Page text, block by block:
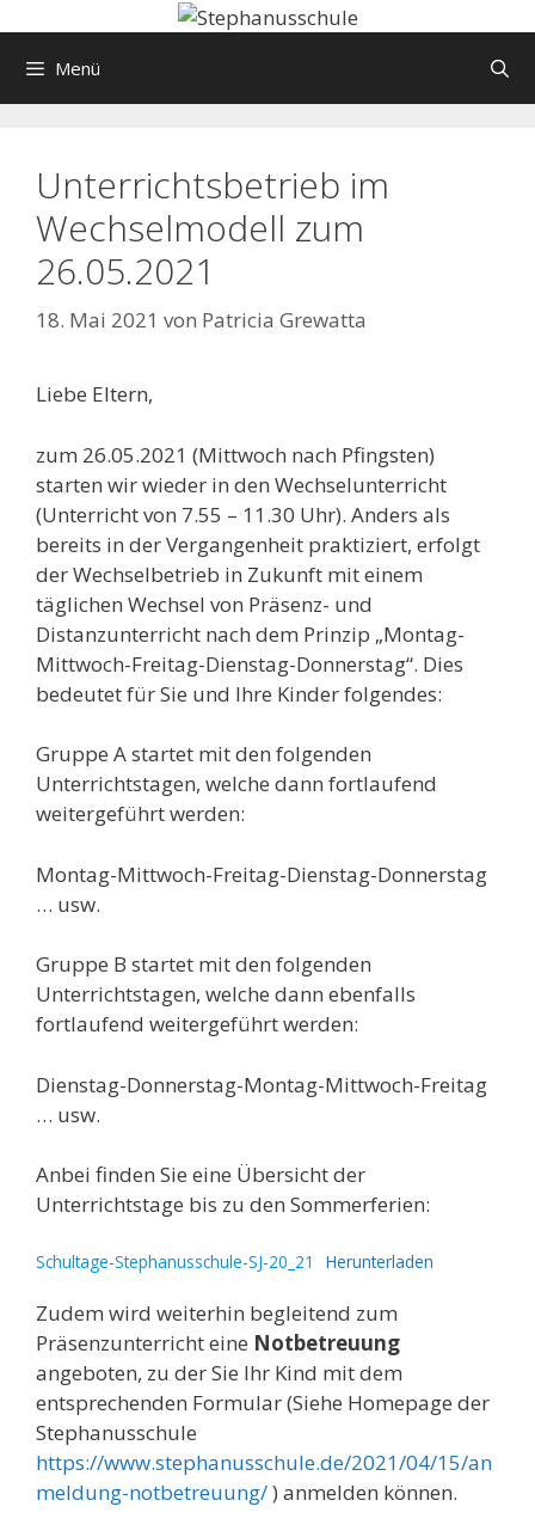
Inhalt Menü
Unterrichtsbetrieb im
Wechselmodell zum
26.05.2021
18. Mai 2021 von Patricia Grewatta
Liebe Eltern,
zum 26.05.2021 (Mittwoch nach Pfingsten)
starten wir wieder in den Wechselunterricht
(Unterricht von 7.55 – 11.30 Uhr). Anders als
bereits in der Vergangenheit praktiziert, erfolgt
der Wechselbetrieb in Zukunft mit einem
täglichen Wechsel von Präsenz- und
Distanzunterricht nach dem Prinzip „Montag-
Mittwoch-Freitag-Dienstag-Donnerstag“. Dies
bedeutet für Sie und Ihre Kinder folgendes:
Gruppe A startet mit den folgenden
Unterrichtstagen, welche dann fortlaufend
weitergeführt werden:
Montag-Mittwoch-Freitag-Dienstag-Donnerstag
… usw.
Gruppe B startet mit den folgenden
Unterrichtstagen, welche dann ebenfalls
fortlaufend weitergeführt werden:
Dienstag-Donnerstag-Montag-Mittwoch-Freitag
… usw.
Anbei finden Sie eine Übersicht der
Unterrichtstage bis zu den Sommerferien:
Schultage-Stephanusschule-SJ-20_21 Herunterladen
Zudem wird weiterhin begleitend zum
Präsenzunterricht eine Notbetreuung
angeboten, zu der Sie Ihr Kind mit dem
entsprechenden Formular (Siehe Homepage der
Stephanusschule
https://www.stephanusschule.de/2021/04/15/an
meldung-notbetreuung/) anmelden können.